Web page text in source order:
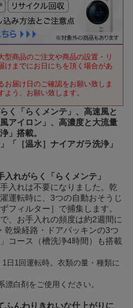
型商品のご注文や商品の設置・リ
けまでにお日にちを頂く場合があ
お届け日のご確認をお願い致しま
う、お願い致します。
く「らくメンテ」、高速風と
アイロン」、高濃度と大流量
」搭載。
「［温水］ナイアガラ洗浄」
れがらく「らくメンテ」
入れは不要になりました。乾
運転時に、3つの自動おそうじ
フィルター］で捕集します。
、お手入れの頻度は約2週間に
燥経路・ドアパッキンの3つ
コース（槽洗浄4時間）も搭載
1回運転時。衣類の量・種類に
白剤をご使用ください。
ふんわりきれいな仕上がりに